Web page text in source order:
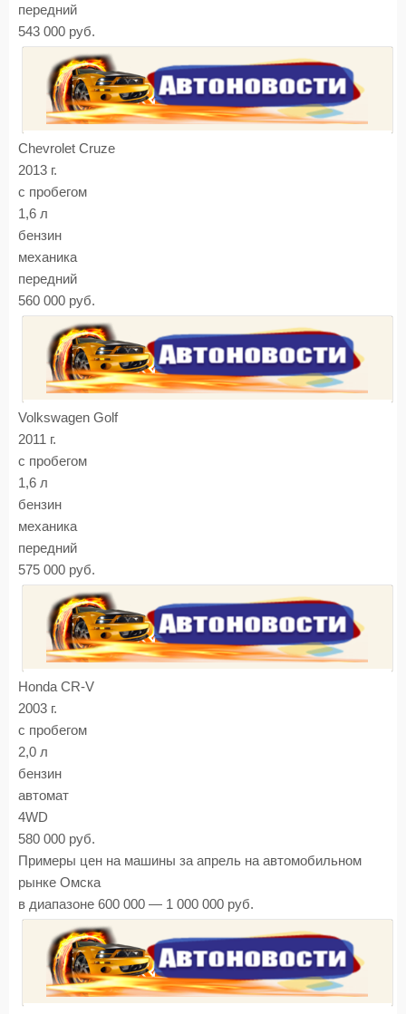
передний
543 000 руб.
Chevrolet Cruze
2013 г.
с пробегом
1,6 л
бензин
механика
передний
560 000 руб.
Volkswagen Golf
2011 г.
с пробегом
1,6 л
бензин
механика
передний
575 000 руб.
Honda CR-V
2003 г.
с пробегом
2,0 л
бензин
автомат
4WD
580 000 руб.
Примеры цен на машины за апрель на автомобильном
рынке Омска
в диапазоне 600 000 — 1 000 000 руб.